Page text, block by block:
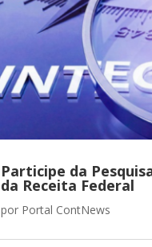
Participe da
da Receita Federal
por Portal ContNews